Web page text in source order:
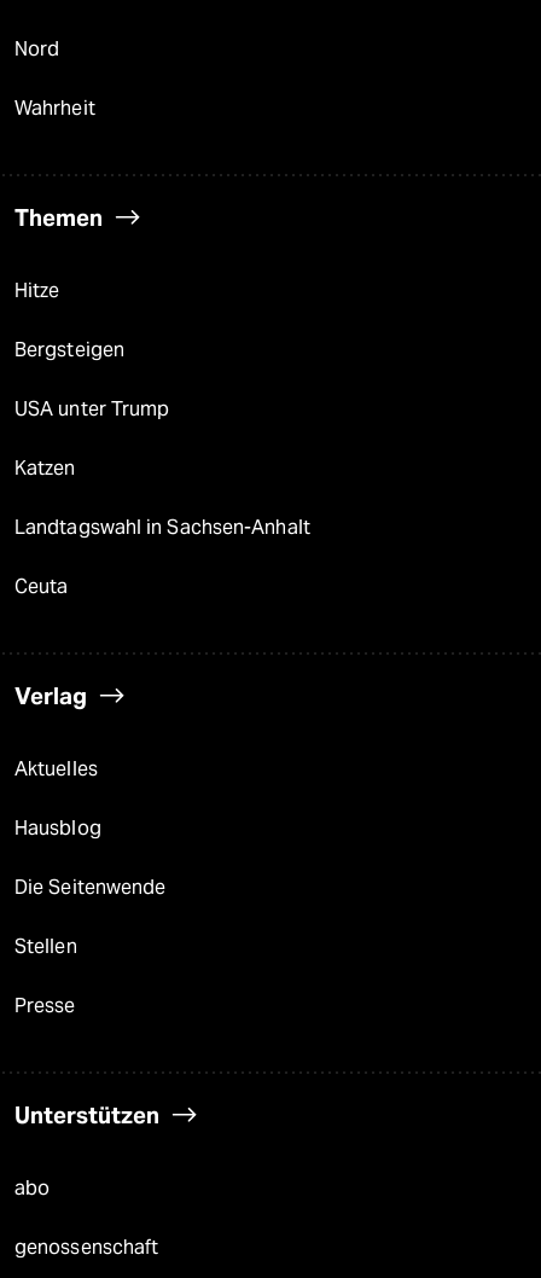
Nord
Wahrheit
Themen
Hitze
Bergsteigen
USA unter Trump
Katzen
Landtagswahl in Sachsen-Anhalt
Ceuta
Verlag
Aktuelles
Hausblog
Die Seitenwende
Stellen
Presse
Unterstützen
abo
genossenschaft